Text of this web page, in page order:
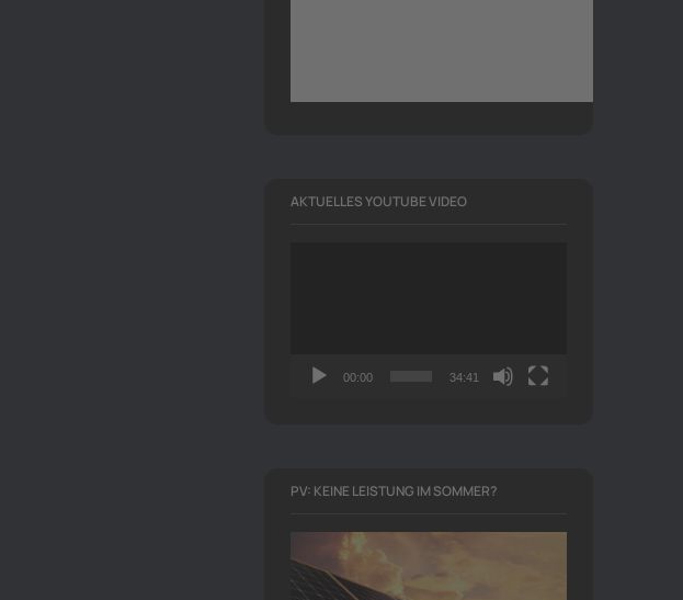
AKTUELLES YOUTUBE VIDEO
00:00 34:41
PV: KEINE LEISTUNG IM SOMMER?